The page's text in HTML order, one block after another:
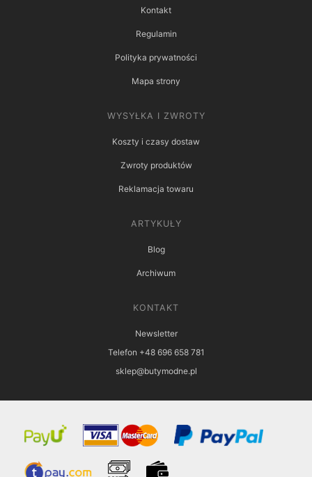
Kontakt
Regulamin
Polityka prywatności
Mapa strony
WYSYŁKA I ZWROTY
Koszty i czasy dostaw
Zwroty produktów
Reklamacja towaru
ARTYKUŁY
Blog
Archiwum
KONTAKT
Newsletter
Telefon +48 696 658 781
sklep@butymodne.pl